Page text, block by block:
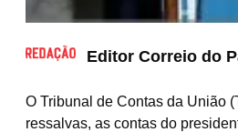
Editor Correio do
O Tribunal de Contas da União
ressalvas, as contas do